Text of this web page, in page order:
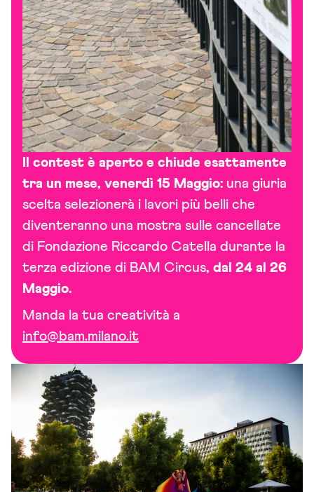
Il contest è aperto e chiude esattamente
tra un mese, venerdì 15 Maggio: una giuria
scelta selezionerà i lavori più belli che
diventeranno una mostra sulle cancellate
di Fondazione Riccardo Catella durante la
terza edizione di BAM Circus, dal 24 al 26
Maggio.
Manda la tua creatività a
info@bam.milano.it